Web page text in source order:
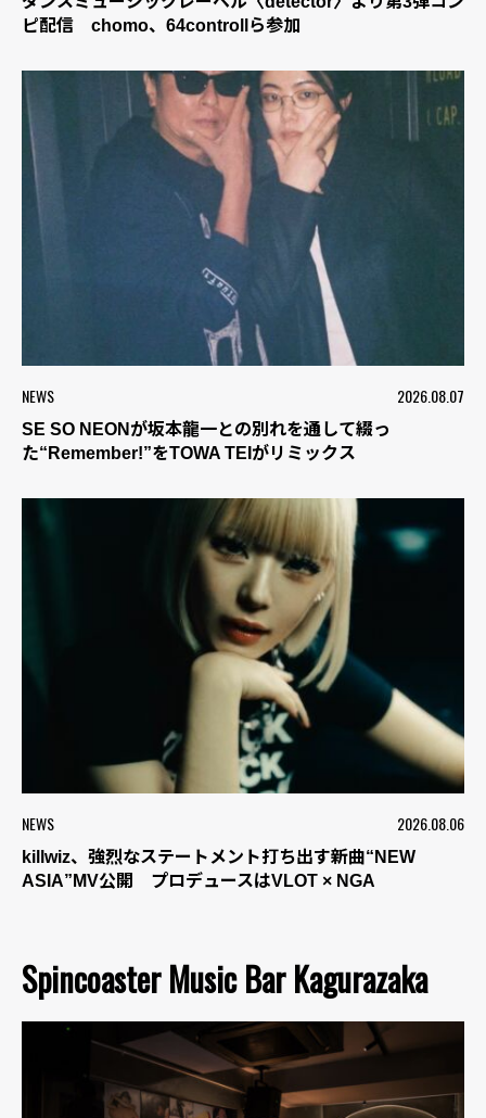
ピ配信 chomo、64controllら参加
NEWS 2026.08.07
SE SO NEONが坂本龍一との別れを通して綴っ
た“Remember!”をTOWA TEIがリミックス
NEWS 2026.08.06
killwiz、強烈なステートメント打ち出す新曲“NEW
ASIA”MV公開 プロデュースはVLOT × NGA
Spincoaster Music Bar Kagurazaka